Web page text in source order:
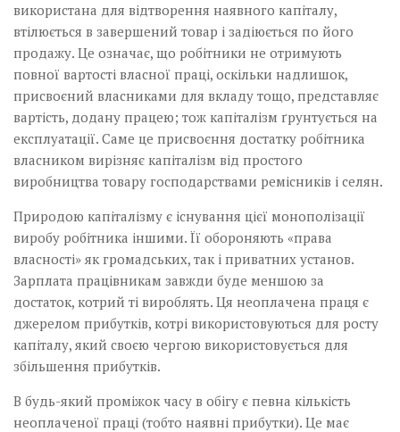
використана для відтворення наявного капіталу,
втілюється в завершений товар і задіюється по його
продажу. Це означає, що робітники не отримують
повної вартості власної праці, оскільки надлишок,
присвоєний власниками для вкладу тощо, представляє
вартість, додану працею; тож капіталізм ґрунтується на
експлуатації. Саме це присвоєння достатку робітника
власником вирізняє капіталізм від простого
виробництва товару господарствами ремісників і селян.
Природою капіталізму є існування цієї монополізації
виробу робітника іншими. Її обороняють «права
власності» як громадських, так і приватних установ.
Зарплата працівникам завжди буде меншою за
достаток, котрий ті вироблять. Ця неоплачена праця є
джерелом прибутків, котрі використовуються для росту
капіталу, який своєю чергою використовується для
збільшення прибутків.
В будь-який проміжок часу в обігу є певна кількість
неоплаченої праці (тобто наявні прибутки). Це має